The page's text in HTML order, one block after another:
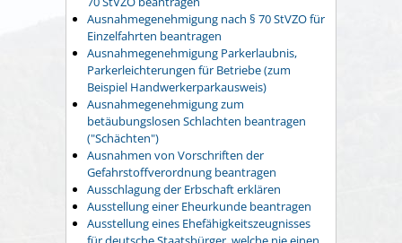
Ausnahmegenehmigung nach § 70 StVZO für
Einzelfahrten beantragen
Ausnahmegenehmigung Parkerlaubnis,
Parkerleichterungen für Betriebe (zum
Beispiel Handwerkerparkausweis)
Ausnahmegenehmigung zum
betäubungslosen Schlachten beantragen
("Schächten")
Ausnahmen von Vorschriften der
Gefahrstoffverordnung beantragen
Ausschlagung der Erbschaft erklären
Ausstellung einer Eheurkunde beantragen
Ausstellung eines Ehefähigkeitszeugnisses